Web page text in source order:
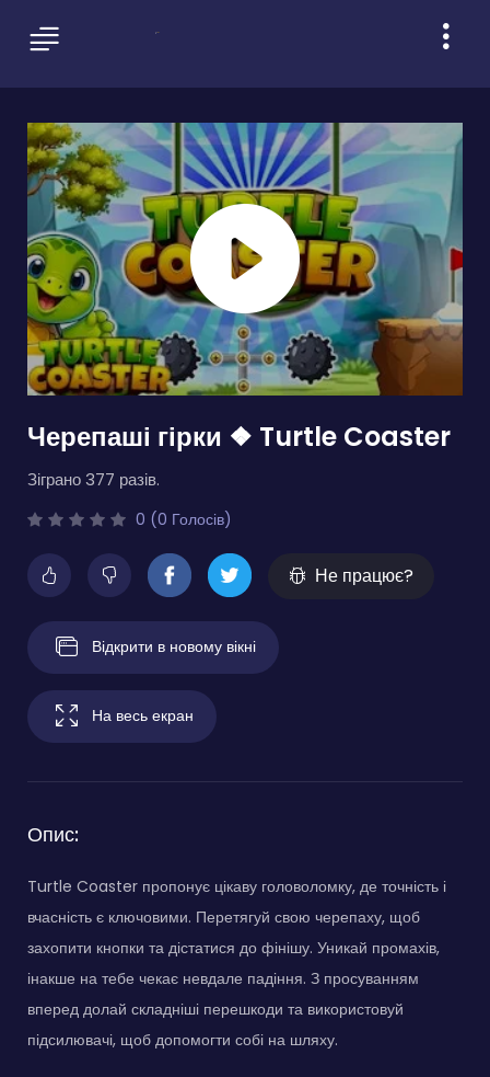
Черепаші гірки ❖ Turtle Coaster
Зіграно 377 разів.
0 (0 Голосів)
Не працює?
Відкрити в новому вікні
На весь екран
Опис:
Turtle Coaster пропонує цікаву головоломку, де точність і
вчасність є ключовими. Перетягуй свою черепаху, щоб
захопити кнопки та дістатися до фінішу. Уникай промахів,
інакше на тебе чекає невдале падіння. З просуванням
вперед долай складніші перешкоди та використовуй
підсилювачі, щоб допомогти собі на шляху.